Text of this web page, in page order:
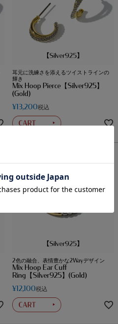
耳元に洗練さを添えるツイストラインの
輝き
Mix Hoop Pierce【Silver925】
(Gold)
¥13,200税込
2色の融合、表情豊かな2Wayデザイン
Mix Hoop Ear Cuff
Ring【Silver925】(Gold)
¥12,100税込